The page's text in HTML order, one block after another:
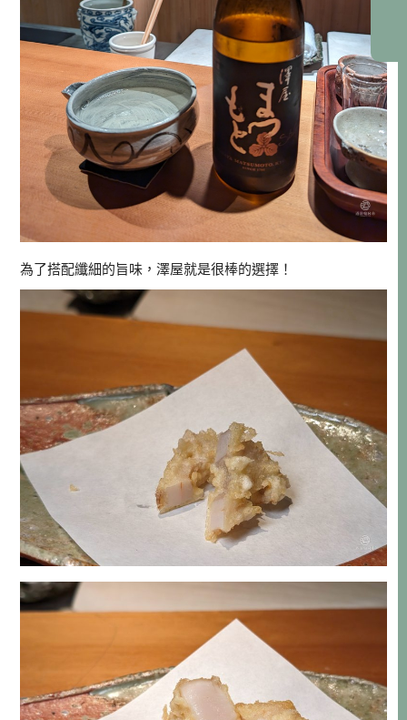
為了搭配纖細的旨味，澤屋就是很棒的選擇！